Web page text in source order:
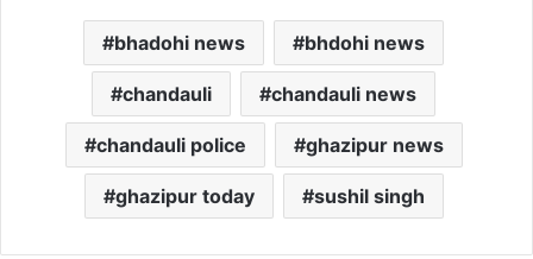
bhadohi news bhdohi news
chandauli chandauli news
chandauli police ghazipur news
ghazipur today sushil singh